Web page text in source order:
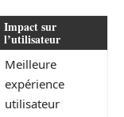
Impact sur
l’utilisateur
Meilleure
expérience
utilisateur